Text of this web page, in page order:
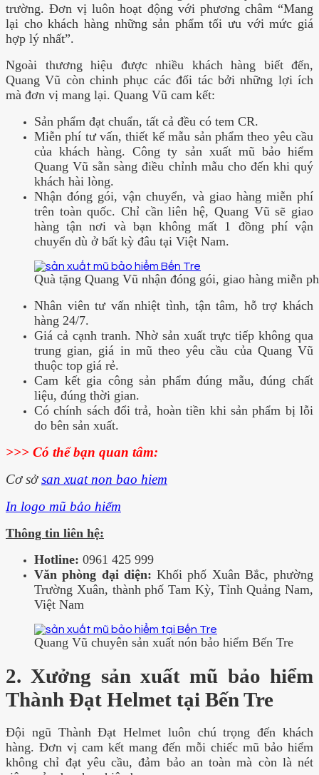
trường. Đơn vị luôn hoạt động với phương châm “Mang
lại cho khách hàng những sản phẩm tối ưu với mức giá
hợp lý nhất”.
Ngoài thương hiệu được nhiều khách hàng biết đến,
Quang Vũ còn chinh phục các đối tác bởi những lợi ích
mà đơn vị mang lại. Quang Vũ cam kết:
Sản phẩm đạt chuẩn, tất cả đều có tem CR.
Miễn phí tư vấn, thiết kế mẫu sản phẩm theo yêu cầu
của khách hàng. Công ty sản xuất mũ bảo hiểm
Quang Vũ sẵn sàng điều chỉnh mẫu cho đến khi quý
khách hài lòng.
Nhận đóng gói, vận chuyển, và giao hàng miễn phí
trên toàn quốc. Chỉ cần liên hệ, Quang Vũ sẽ giao
hàng tận nơi và bạn không mất 1 đồng phí vận
chuyển dù ở bất kỳ đâu tại Việt Nam.
Quà tặng Quang Vũ nhận đóng gói, giao hàng miễn
Nhân viên tư vấn nhiệt tình, tận tâm, hỗ trợ khách
hàng 24/7.
Giá cả cạnh tranh. Nhờ sản xuất trực tiếp không qua
trung gian, giá in mũ theo yêu cầu của Quang Vũ
thuộc top giá rẻ.
Cam kết gia công sản phẩm đúng mẫu, đúng chất
liệu, đúng thời gian.
Có chính sách đổi trả, hoàn tiền khi sản phẩm bị lỗi
do bên sản xuất.
>>> Có thể bạn quan tâm:
Cơ sởsan xuat non bao hiem
In logo mũ bảo hiểm
Thông tin liên hệ:
Hotline: 0961 425 999
Văn phòng đại diện: Khối phố Xuân Bắc, phường
Trường Xuân, thành phố Tam Kỳ, Tỉnh Quảng Nam,
Việt Nam
Quang Vũ chuyên sản xuất nón bảo hiểm Bến Tre
2. Xưởng sản xuất mũ bảo hiểm
Thành Đạt Helmet tại Bến Tre
Đội ngũ Thành Đạt Helmet luôn chú trọng đến khách
hàng. Đơn vị cam kết mang đến mỗi chiếc mũ bảo hiểm
không chỉ đạt yêu cầu, đảm bảo an toàn mà còn là nét